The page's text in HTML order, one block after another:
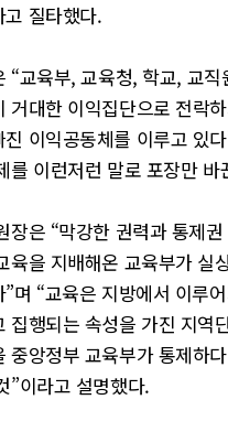
질타했다.
“교육부, 교육청, 학교, 교
거대한 이익집단으로 전락
이익공동체를 이루고 있
를 이런저런 말로 포장만 바
장은 “막강한 권력과 통제
육을 지배해온 교육부가 실
며 “교육은 지방에서 이루
집행되는 속성을 가진 지역
중앙정부 교육부가 통제하
”이라고 설명했다.